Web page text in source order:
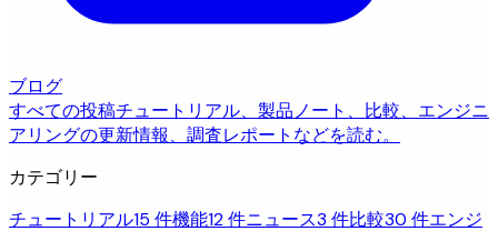
ブログ
すべての投稿チュートリアル、製品ノート、比較、エンジニ
アリングの更新情報、調査レポートなどを読む。
カテゴリー
チュートリアル15 件機能12 件ニュース3 件比較30 件エンジ